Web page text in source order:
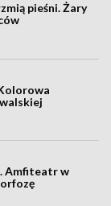
pieśni. Żary
Amfiteatr w